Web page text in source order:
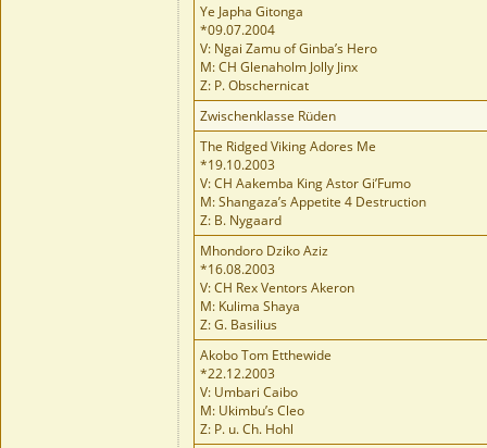
Ye Japha Gitonga
*09.07.2004
V: Ngai Zamu of Ginba’s Hero
M: CH Glenaholm Jolly Jinx
Z: P. Obschernicat
Zwischenklasse Rüden
The Ridged Viking Adores Me
*19.10.2003
V: CH Aakemba King Astor Gi’Fumo
M: Shangaza’s Appetite 4 Destruction
Z: B. Nygaard
Mhondoro Dziko Aziz
*16.08.2003
V: CH Rex Ventors Akeron
M: Kulima Shaya
Z: G. Basilius
Akobo Tom Etthewide
*22.12.2003
V: Umbari Caibo
M: Ukimbu’s Cleo
Z: P. u. Ch. Hohl